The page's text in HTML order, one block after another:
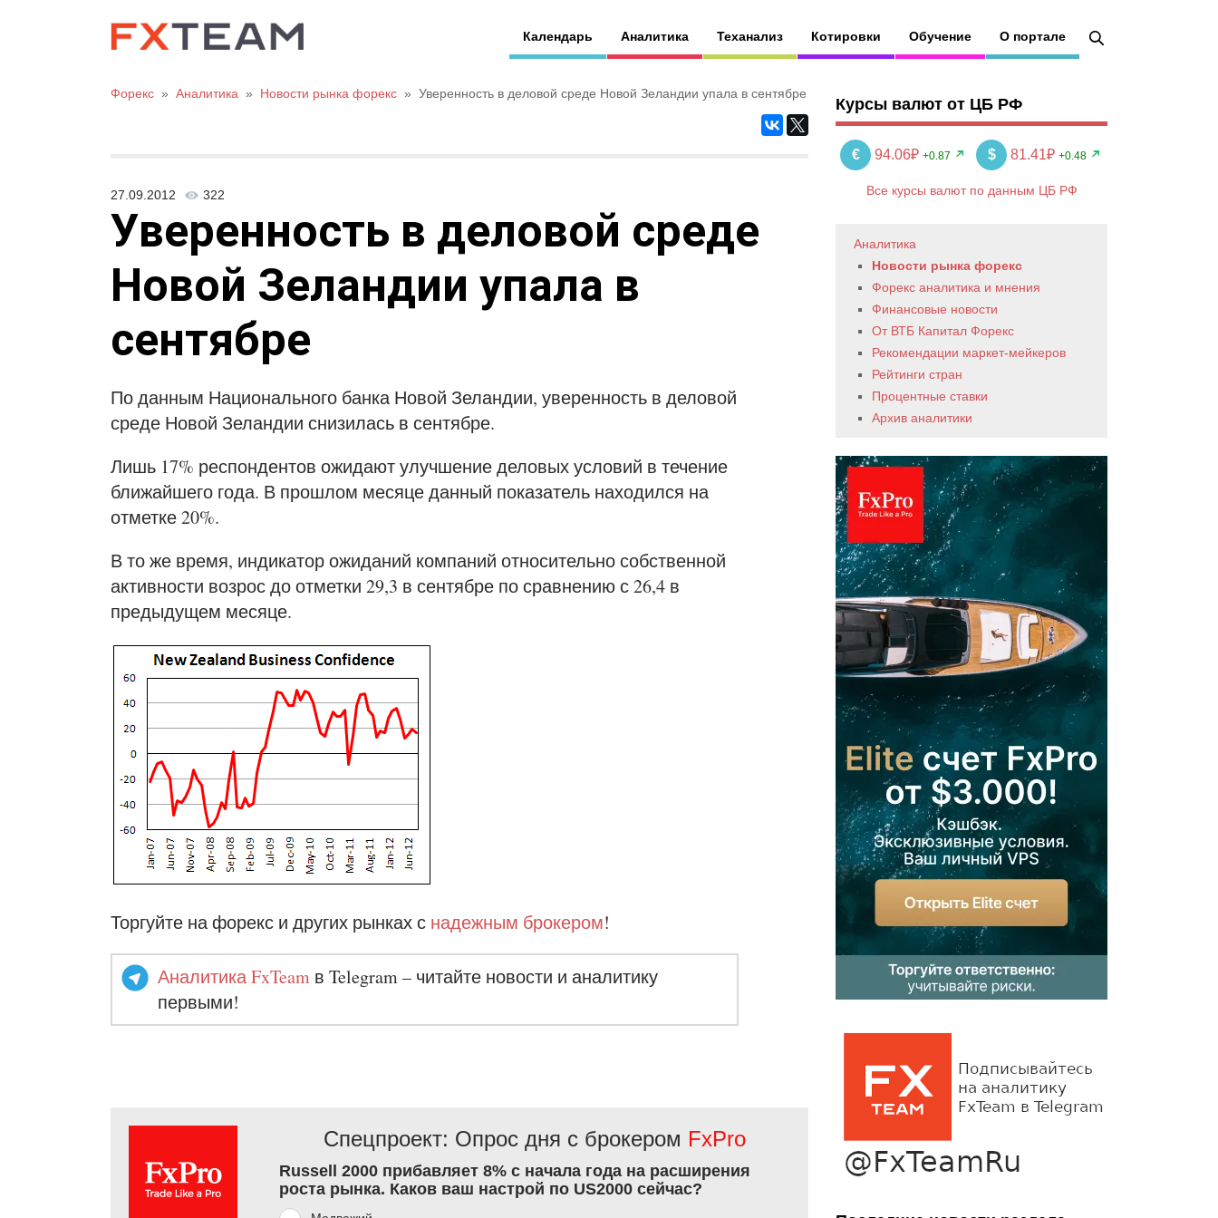
Календарь Аналитика Теханализ Котировки Обучение О портале
Форекс » Аналитика » Новости рынка форекс » Уверенность в деловой среде Новой Зеландии упала в сентябре
27.09.2012 322
Уверенность в деловой среде
Новой Зеландии упала в
сентябре
По данным Национального банка Новой Зеландии, уверенность в деловой
среде Новой Зеландии снизилась в сентябре.
Лишь 17% респондентов ожидают улучшение деловых условий в течение
ближайшего года. В прошлом месяце данный показатель находился на
отметке 20%.
В то же время, индикатор ожиданий компаний относительно собственной
активности возрос до отметки 29,3 в сентябре по сравнению с 26,4 в
предыдущем месяце.
Торгуйте на форекс и других рынках с надежным брокером!
Аналитика FxTeam в Telegram – читайте новости и аналитику
первыми!
Спецпроект: Опрос дня с брокером FxPro
Russell 2000 прибавляет 8% с начала года на расширения
роста рынка. Каков ваш настрой по US2000 сейчас?
Курсы валют от ЦБ РФ
€ 94.06₽ +0.87 $ 81.41₽ +0.48
Все курсы валют по данным ЦБ РФ
Аналитика
Новости рынка форекс
Форекс аналитика и мнения
Финансовые новости
От ВТБ Капитал Форекс
Рекомендации маркет-мейкеров
Рейтинги стран
Процентные ставки
Архив аналитики